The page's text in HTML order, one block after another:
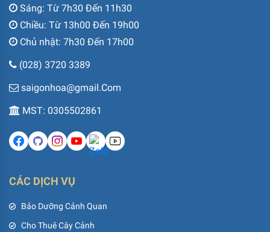
Sáng: Từ 7h30 Đến 11h30
Chiều: Từ 13h00 Đến 19h00
Chủ nhật: 7h30 Đến 17h00
(028) 3720 3389
saigonhoa@gmail.Com
MST: 0305502861
CÁC DỊCH VỤ
Bảo Dưỡng Cảnh Quan
Cho Thuê Cây Cảnh